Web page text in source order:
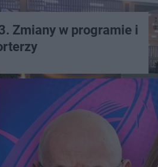
Zmiany w programie i